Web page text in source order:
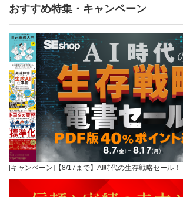
おすすめ特集・キャンペーン
[キャンペーン]【8/17まで】AI時代の生存戦略セール